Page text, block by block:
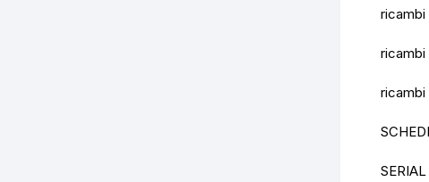
ricambi
ricambi
ricambi